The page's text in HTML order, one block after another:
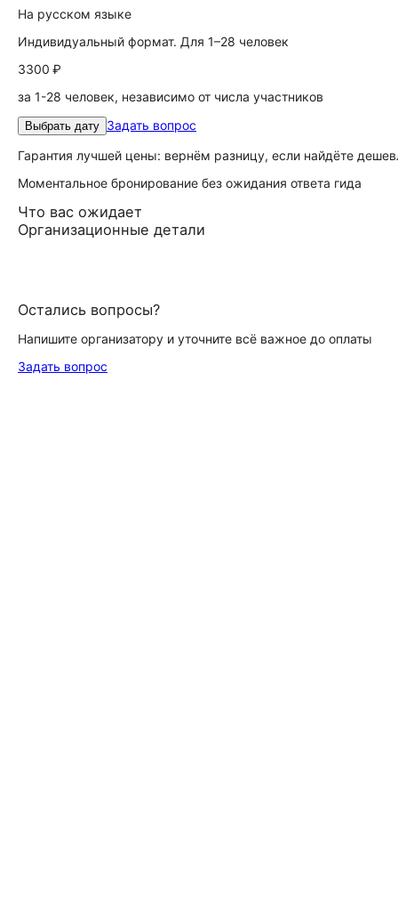
На русском языке
Индивидуальный формат. Для 1–28 человек
3300 ₽
за 1-28 человек, независимо от числа участников
Выбрать дату Задать вопрос
Гарантия лучшей цены: вернём разницу, если найдёте
Моментальное бронирование без ожидания ответа гида
Что вас ожидает
Организационные детали
Остались вопросы?
Напишите организатору и уточните всё важное до оплаты
Задать вопрос